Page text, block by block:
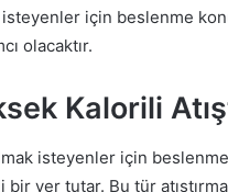
için beslenme
olacaktır.
Kalorili
isteyenler için beslenme
bir yer tutar. Bu tür